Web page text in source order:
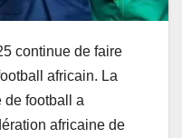
continue de faire
africain. La
de football a
africaine de